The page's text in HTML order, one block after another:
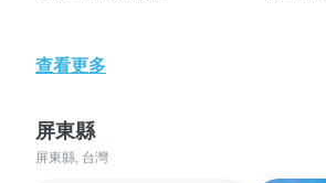
查看更多
屏東縣
屏東縣, 台灣